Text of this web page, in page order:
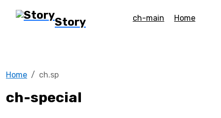
Story ch-main Home
Home ch.sp
ch-special